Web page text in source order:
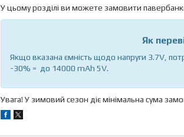
У цьому розділі ви можете замовити
Як
Якщо вказана ємність щодо напруги 3.7V,
-30% = до 14000 mAh 5V.
Увага! У зимовий сезон діє мінімальна сума